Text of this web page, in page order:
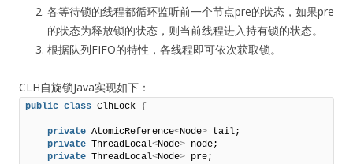
各等待锁的线程都循环监听前一个节点pre的状态，如果pre
的状态为释放锁的状态，则当前线程进入持有锁的状态。
根据队列FIFO的特性，各线程即可依次获取锁。
CLH自旋锁Java实现如下：
public class ClhLock {
private AtomicReference<Node> tail;
private ThreadLocal<Node> node;
private ThreadLocal<Node> pre;